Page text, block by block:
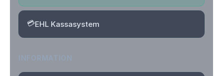
💳EHL Kassasystem